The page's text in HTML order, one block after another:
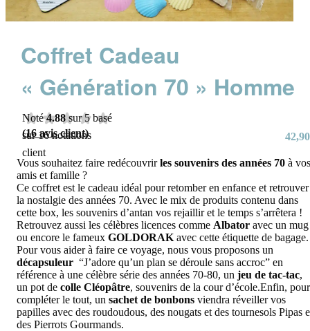
Coffret Cadeau
« Génération 70 » Homme
Noté4.88 sur 5 basé
sur16notations
client
(16avis client) 42,90
Vous souhaitez faire redécouvrirles souvenirs des années 70 à vos
amis et famille ?
Ce coffret est le cadeau idéal pour retomber en enfance et retrouver
la nostalgie des années 70. Avec le mix de produits contenu dans
cette box, les souvenirs d’antan vos rejaillir et le temps s’arrêtera !
Retrouvez aussi les célèbres licences comme Albator avec un mug
ou encore le fameux GOLDORAK avec cette étiquette de bagage.
Pour vous aider à faire ce voyage, nous vous proposons un
décapsuleur “J’adore qu’un plan se déroule sans accroc” en
référence à une célèbre série des années 70-80, un jeu de tac-tac,
un pot de colle Cléopâtre, souvenirs de la cour d’école.Enfin, pour
compléter le tout, un sachet de bonbons viendra réveiller vos
papilles avec des roudoudous, des nougats et des tournesols Pipas
des Pierrots Gourmands.